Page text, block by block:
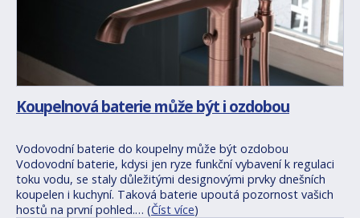
Koupelnová baterie může být i ozdobou
Vodovodní baterie do koupelny může být ozdobou
Vodovodní baterie, kdysi jen ryze funkční vybavení k regulaci
toku vodu, se staly důležitými designovými prvky dnešních
koupelen i kuchyní. Taková baterie upoutá pozornost vašich
hostů na první pohled.… (Číst více)